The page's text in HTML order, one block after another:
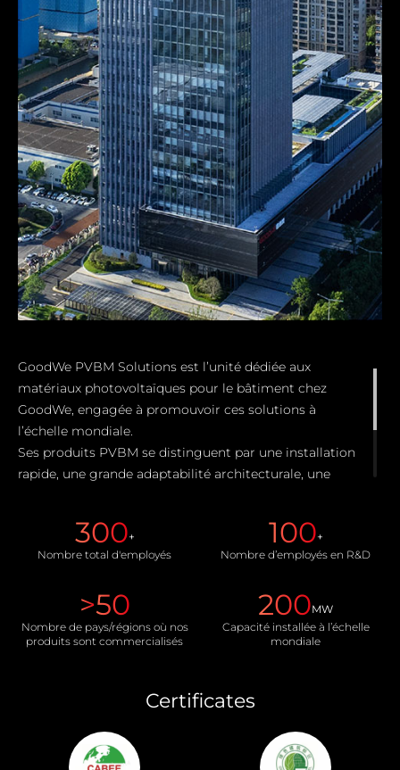
GoodWe PVBM Solutions est l’unité dédiée aux
matériaux photovoltaïques pour le bâtiment chez
GoodWe, engagée à promouvoir ces solutions à
l’échelle mondiale.
Ses produits PVBM se distinguent par une installation
rapide, une grande adaptabilité architecturale, une
surpassant ainsi les matériaux photovoltaïques
traditionnels.
300+
Nombre total d'employés
100+
Nombre d’employés en R&D
>50
Nombre de pays/régions où nos
produits sont commercialisés
200MW
Capacité installée à l’échelle
mondiale
Certificates